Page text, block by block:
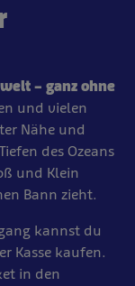
– ganz ohne
und vielen
Nähe und
des Ozeans
und Klein
Bann zieht.
kannst du
Kasse kaufen.
in den